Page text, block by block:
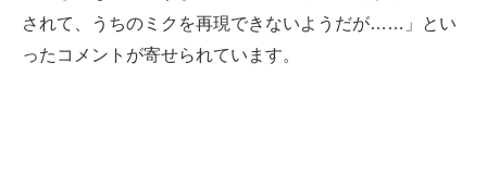
されて、うちのミクを再現できないようだが……」とい
ったコメントが寄せられています。